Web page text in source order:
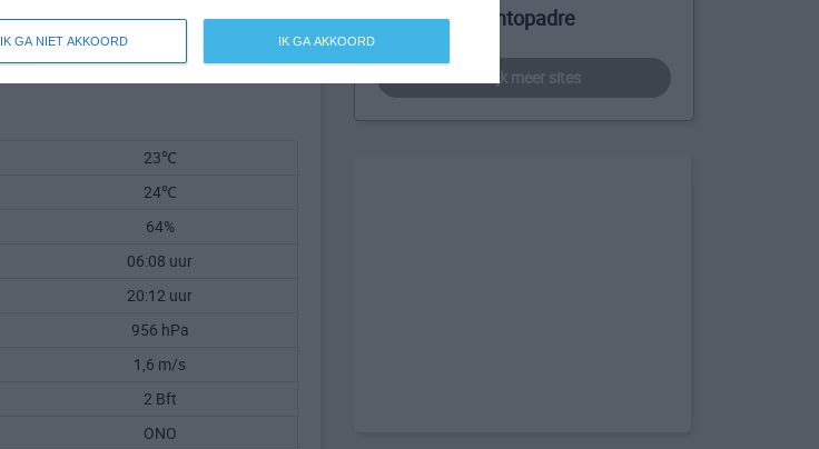
IK GA NIET AKKOORD IK GA AKKOORD
23℃
24℃
64%
06:08 uur
20:12 uur
956 hPa
1,6 m/s
2 Bft
ONO
Meer over Santopadre
bekijk meer sites